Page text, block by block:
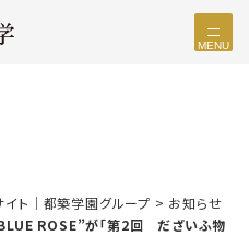
MENU
ト｜都築学園グループ > お知らせ
ROSE”が「第2回 だざいふ物